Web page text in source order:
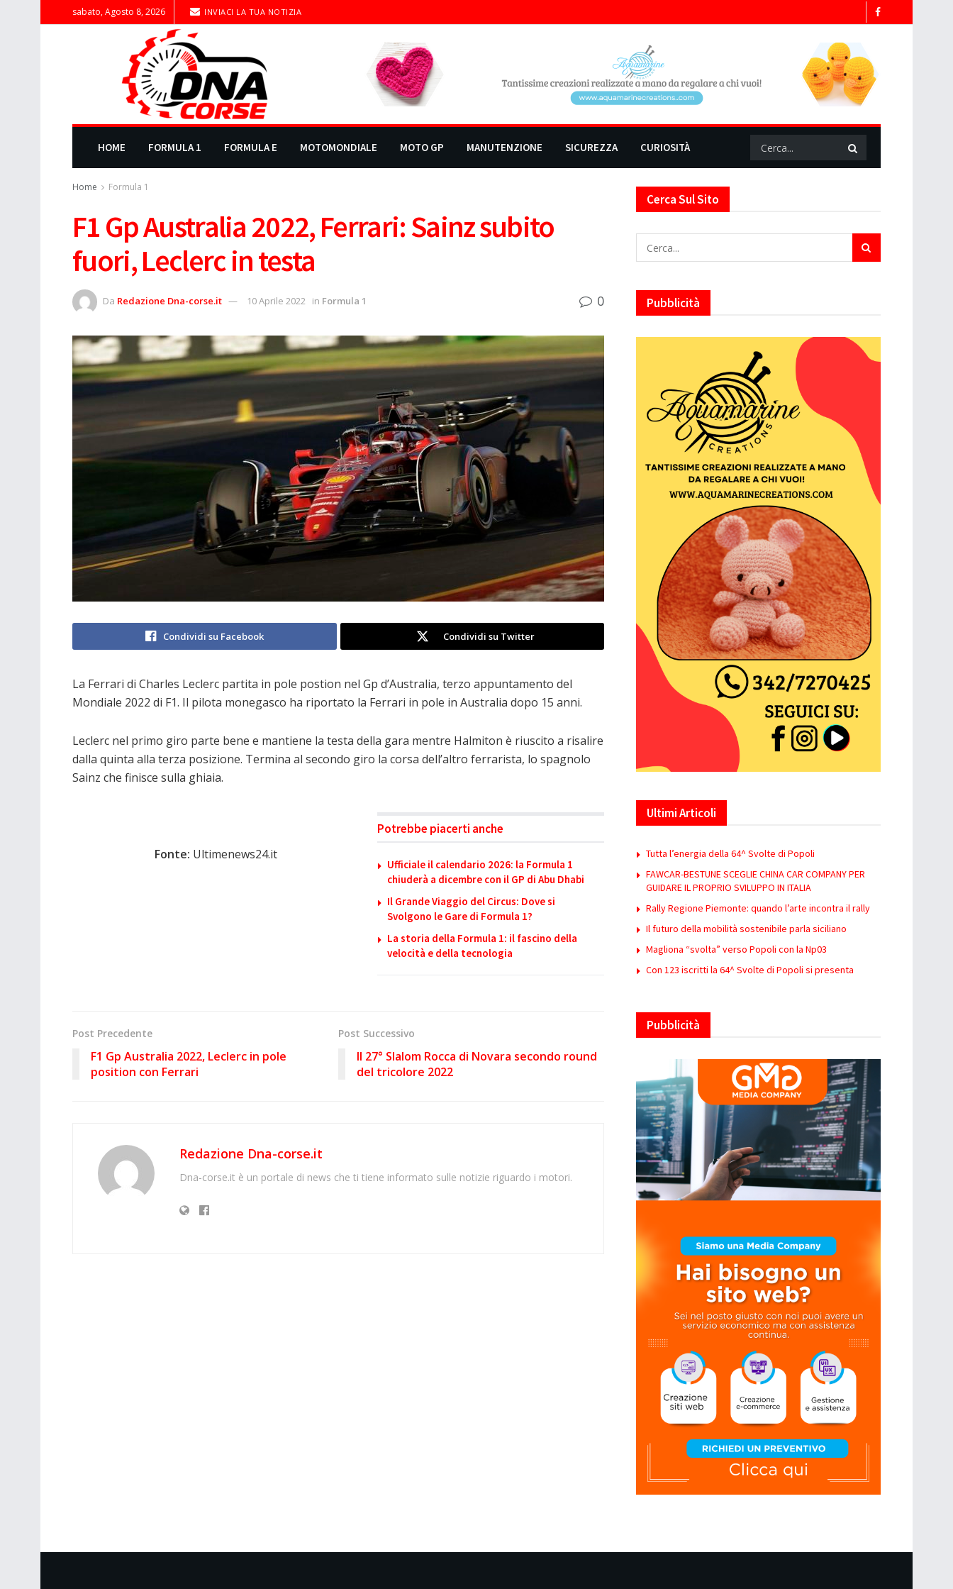
sabato, Agosto 8, 2026 INVIACI LA TUA NOTIZIA
HOME FORMULA 1 FORMULA E MOTOMONDIALE MOTO GP MANUTENZIONE SICUREZZA CURIOSITÀ
Home Formula 1
F1 Gp Australia 2022, Ferrari: Sainz subito
fuori, Leclerc in testa
Da Redazione Dna-corse.it 10 Aprile 2022 in Formula 1 0
Condividi su Facebook Condividi su Twitter
La Ferrari di Charles Leclerc partita in pole postion nel Gp d’Australia, terzo appuntamento del
Mondiale 2022 di F1. Il pilota monegasco ha riportato la Ferrari in pole in Australia dopo 15 anni.
Leclerc nel primo giro parte bene e mantiene la testa della gara mentre Halmiton è riuscito a risalire
dalla quinta alla terza posizione. Termina al secondo giro la corsa dell’altro ferrarista, lo spagnolo
Sainz che finisce sulla ghiaia.
Potrebbe piacerti anche
Ufficiale il calendario 2026: la Formula 1
chiuderà a dicembre con il GP di Abu Dhabi
Il Grande Viaggio del Circus: Dove si
Svolgono le Gare di Formula 1?
La storia della Formula 1: il fascino della
velocità e della tecnologia
Fonte: Ultimenews24.it
Post Precedente
F1 Gp Australia 2022, Leclerc in pole
position con Ferrari
Post Successivo
Il 27° Slalom Rocca di Novara secondo round
del tricolore 2022
Redazione Dna-corse.it
Dna-corse.it è un portale di news che ti tiene informato sulle notizie riguardo i motori.
Cerca Sul Sito
Pubblicità
Ultimi Articoli
Tutta l’energia della 64^ Svolte di Popoli
FAWCAR-BESTUNE SCEGLIE CHINA CAR COMPANY PER
GUIDARE IL PROPRIO SVILUPPO IN ITALIA
Rally Regione Piemonte: quando l’arte incontra il rally
Il futuro della mobilità sostenibile parla siciliano
Magliona “svolta” verso Popoli con la Np03
Con 123 iscritti la 64^ Svolte di Popoli si presenta
Pubblicità